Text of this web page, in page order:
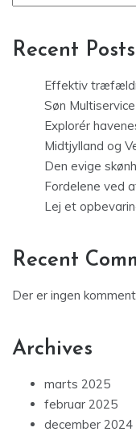
Recent Posts
Effektiv
Søn Multiservice
Explorér
Midtjylland og
Den evige
Fordelene ved
Lej et
Recent
Der er ingen
Archives
marts 2025
februar 2025
december 2024